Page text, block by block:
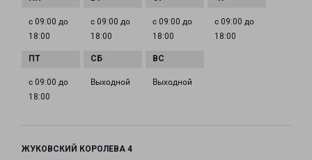
с 09:00 до
18:00
с 09:00 до
18:00
с 09:00 до
18:00
с 09:00 до
18:00
с 09:00 до
18:00
Выходной Выходной
ЖУКОВСКИЙ КОРОЛЕВА 4